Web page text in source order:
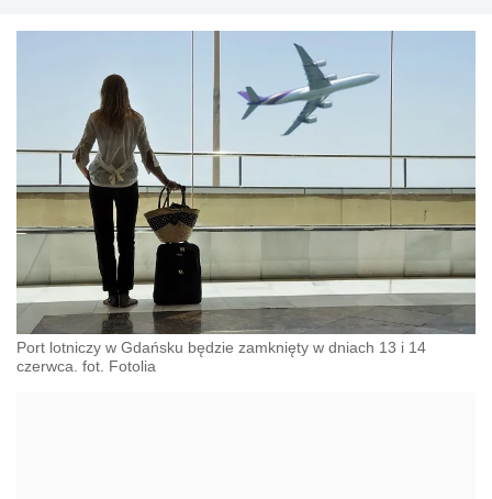
Port lotniczy w Gdańsku będzie zamknięty w dniach 13 i 14
czerwca. fot. Fotolia